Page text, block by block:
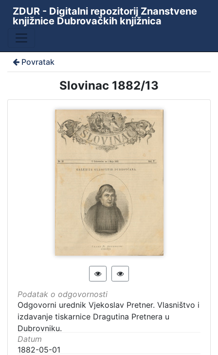
ZDUR - Digitalni repozitorij Znanstvene
knjižnice Dubrovačkih knjižnica
Povratak
Slovinac 1882/13
Podatak o odgovornosti
Odgovorni urednik Vjekoslav Pretner. Vlasništvo i
izdavanje tiskarnice Dragutina Pretnera u
Dubrovniku.
Datum
1882-05-01